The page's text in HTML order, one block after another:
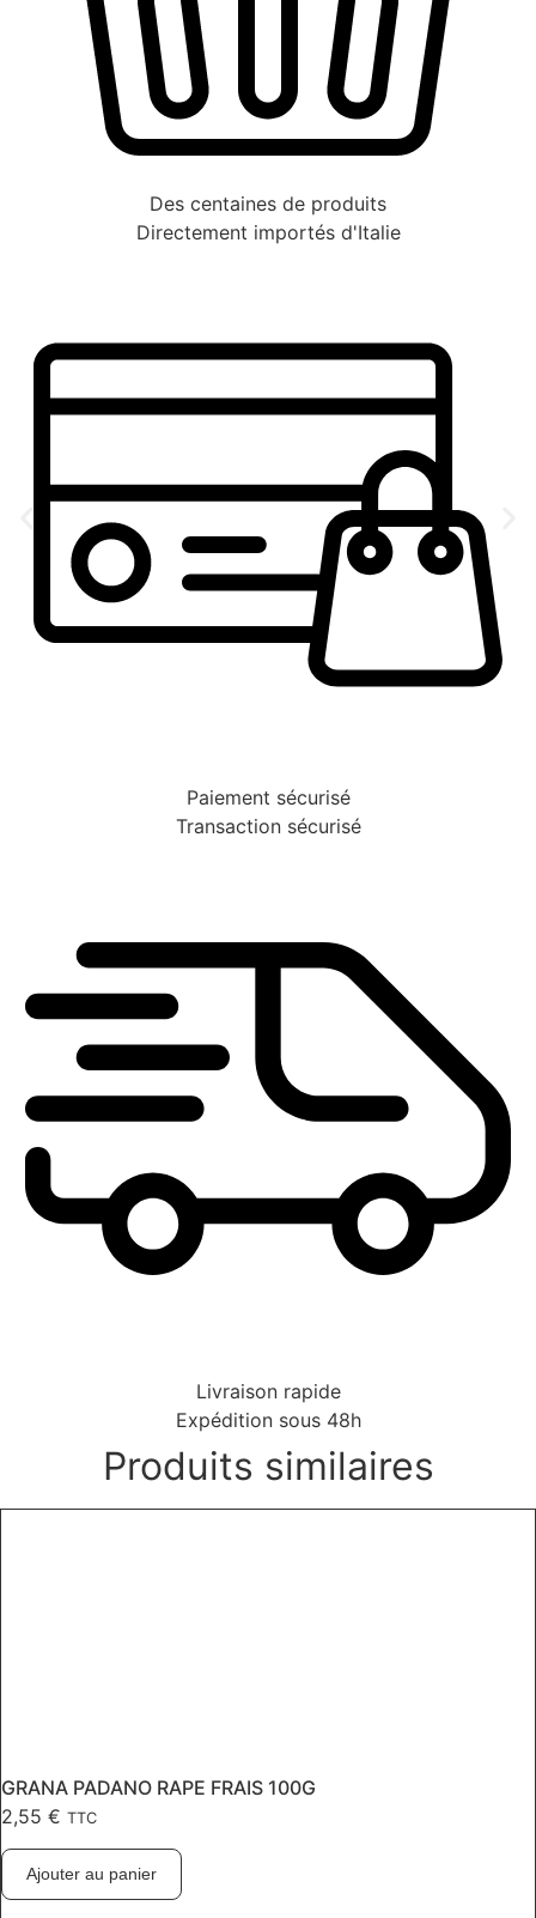
Des centaines de produits
Directement importés d'Italie
Paiement sécurisé
Transaction sécurisé
Livraison rapide
Expédition sous 48h
Produits similaires
GRANA PADANO RAPE FRAIS 100G
2,55 € TTC
Ajouter au panier